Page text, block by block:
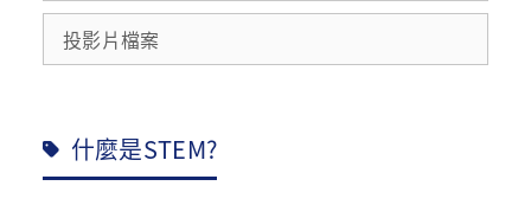
投影片檔案
什麼是STEM?